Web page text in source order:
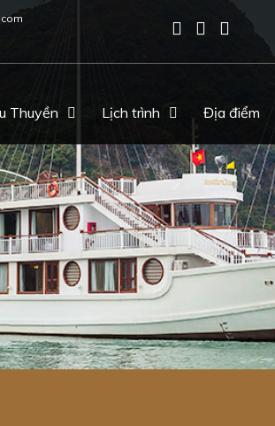
Thuyền Lịch trình Địa điểm